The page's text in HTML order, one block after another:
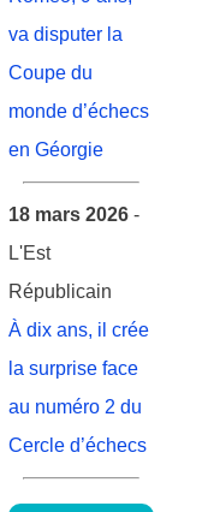
va disputer la
Coupe du
monde d’échecs
en Géorgie
18 mars 2026 -
L'Est
Républicain
À dix ans, il crée
la surprise face
au numéro 2 du
Cercle d’échecs